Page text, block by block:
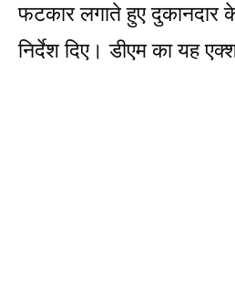
फटकार लगाते हुए दुकानदार
निर्देश दिए। डीएम का यह